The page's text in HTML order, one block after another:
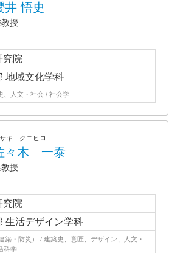
井 悟史
授
究院
地域文化学科
、人文・社会 / 社会学
キ クニヒロ
々木 一泰
授
究院
生活デザイン学科
築・防災） / 建築史、意匠、デザイン、人文・
科学